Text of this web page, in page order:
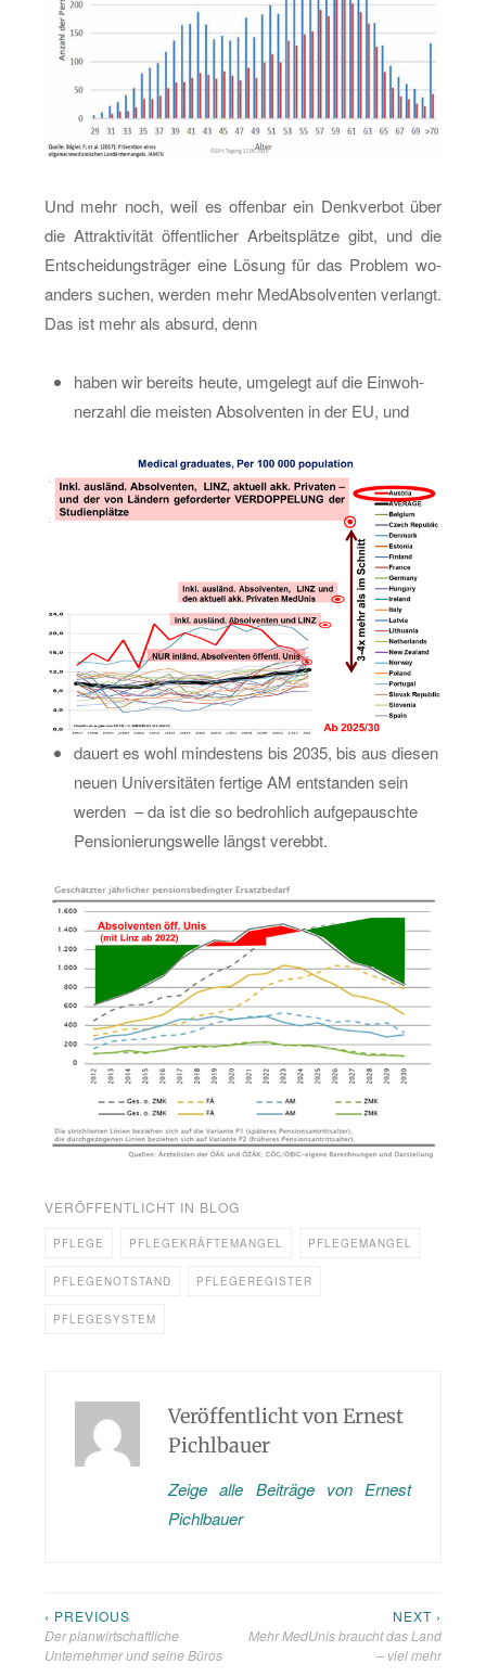
Und mehr noch, weil es of­fen­bar ein Denk­ver­bot über
die At­trak­ti­vi­tät öf­fent­li­cher Ar­beits­plät­ze gibt, und die
Ent­schei­dungs­trä­ger eine Lö­sung für das Pro­blem wo­
an­ders su­chen, wer­den mehr Me­dAb­sol­ven­ten ver­langt.
Das ist mehr als ab­surd, denn
haben wir be­reits heute, um­ge­legt auf die Ein­woh­
ner­zahl die meis­ten Ab­sol­ven­ten in der EU, und
dau­ert es wohl min­des­tens bis 2035, bis aus die­sen
neuen Uni­ver­si­tä­ten fer­ti­ge AM ent­stan­den sein
wer­den – da ist die so be­droh­lich auf­ge­pausch­te
Pen­sio­nie­rungs­wel­le längst ver­ebbt.
VERÖFFENTLICHT IN BLOG
PFLEGE PFLEGEKRÄFTEMANGEL PFLEGEMANGEL
PFLEGENOTSTAND PFLEGEREGISTER
PFLEGESYSTEM
Veröffentlicht vonErnest
Pichlbauer
Zeige alle Beiträge von Ernest
Pichlbauer
Beitragsnavigation
‹ PREVIOUS
Der planwirtschaftliche
Unternehmer und seine Büros
NEXT ›
Mehr MedUnis braucht das Land
– viel mehr